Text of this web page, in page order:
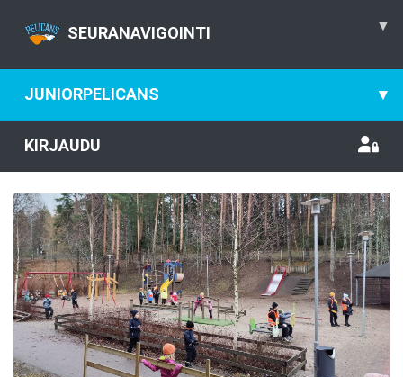
SEURANAVIGOINTI ▾
JUNIORPELICANS ▾
KIRJAUDU